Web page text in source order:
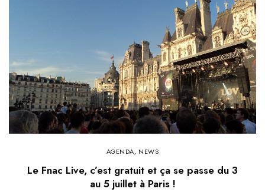
AGENDA, NEWS
Le Fnac Live, c’est gratuit et ça se passe du 3
au 5 juillet à Paris !